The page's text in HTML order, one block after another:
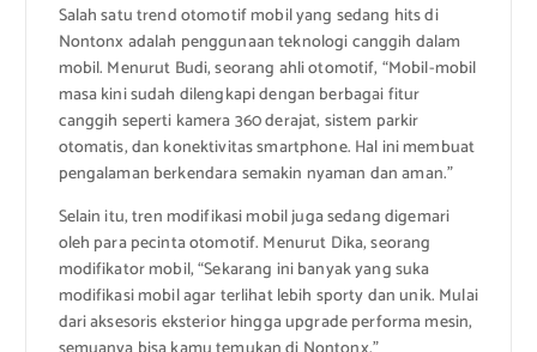
Salah satu trend otomotif mobil yang sedang hits di
Nontonx adalah penggunaan teknologi canggih dalam
mobil. Menurut Budi, seorang ahli otomotif, “Mobil-mobil
masa kini sudah dilengkapi dengan berbagai fitur
canggih seperti kamera 360 derajat, sistem parkir
otomatis, dan konektivitas smartphone. Hal ini membuat
pengalaman berkendara semakin nyaman dan aman.”
Selain itu, tren modifikasi mobil juga sedang digemari
oleh para pecinta otomotif. Menurut Dika, seorang
modifikator mobil, “Sekarang ini banyak yang suka
modifikasi mobil agar terlihat lebih sporty dan unik. Mulai
dari aksesoris eksterior hingga upgrade performa mesin,